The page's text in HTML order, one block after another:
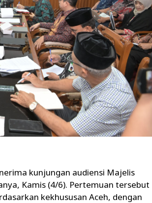
kunjungan audiensi Majelis
Kamis (4/6). Pertemuan tersebut
kekhususan Aceh, dengan